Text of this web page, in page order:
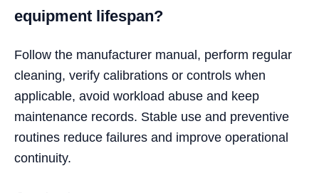
equipment lifespan?
Follow the manufacturer manual, perform regular
cleaning, verify calibrations or controls when
applicable, avoid workload abuse and keep
maintenance records. Stable use and preventive
routines reduce failures and improve operational
continuity.